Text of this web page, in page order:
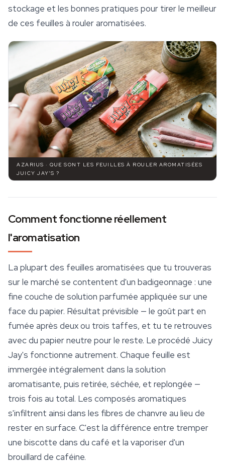
stockage et les bonnes pratiques pour tirer le meilleur
de ces feuilles à rouler aromatisées.
AZARIUS · QUE SONT LES FEUILLES À ROULER AROMATISÉES
JUICY JAY'S ?
Comment fonctionne réellement
l'aromatisation
La plupart des feuilles aromatisées que tu trouveras
sur le marché se contentent d'un badigeonnage : une
fine couche de solution parfumée appliquée sur une
face du papier. Résultat prévisible — le goût part en
fumée après deux ou trois taffes, et tu te retrouves
avec du papier neutre pour le reste. Le procédé Juicy
Jay's fonctionne autrement. Chaque feuille est
immergée intégralement dans la solution
aromatisante, puis retirée, séchée, et replongée —
trois fois au total. Les composés aromatiques
s'infiltrent ainsi dans les fibres de chanvre au lieu de
rester en surface. C'est la différence entre tremper
une biscotte dans du café et la vaporiser d'un
brouillard de caféine.